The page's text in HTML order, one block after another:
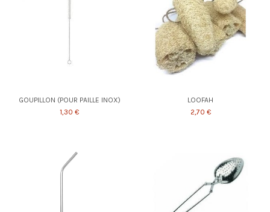
GOUPILLON (POUR PAILLE INOX)
1,30 €
LOOFAH
2,70 €